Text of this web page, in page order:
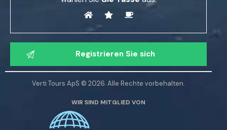
s
n
B
t
Verti Tours ApS © 2026. Alle Rechte vorbehalten.
WIR SIND MITGLIED VON